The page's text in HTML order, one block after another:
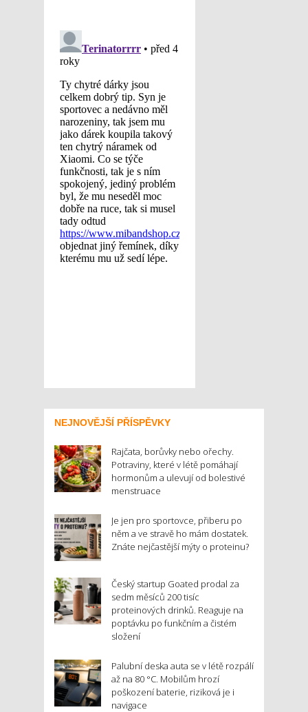
NEJNOVĚJŠÍ PŘÍSPĚVKY
Rajčata, borůvky nebo ořechy.
Potraviny, které v létě pomáhají
hormonům a ulevují od bolestivé
menstruace
Je jen pro sportovce, přiberu po
něm a ve stravě ho mám dostatek.
Znáte nejčastější mýty o proteinu?
Český startup Goated prodal za
sedm měsíců 200 tisíc
proteinových drinků. Reaguje na
poptávku po funkčním a čistém
složení
Palubní deska auta se v létě rozpálí
až na 80 °C. Mobilům hrozí
poškození baterie, riziková je i
navigace